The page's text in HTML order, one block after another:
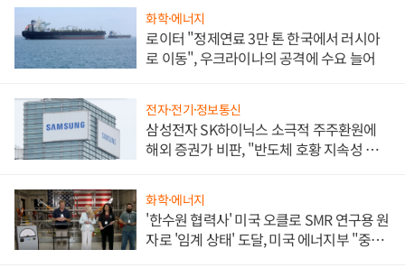
화학·에너지
로이터 "정제연료 3만 톤 한국에서 러시아
로 이동", 우크라이나의 공격에 수요 늘어
전자·전기·정보통신
삼성전자 SK하이닉스 소극적 주주환원에
해외 증권가 비판, "반도체 호황 지속성 의
화학·에너지
'한수원 협력사' 미국 오클로 SMR 연구용 원
자로 '임계 상태' 도달, 미국 에너지부 "중요